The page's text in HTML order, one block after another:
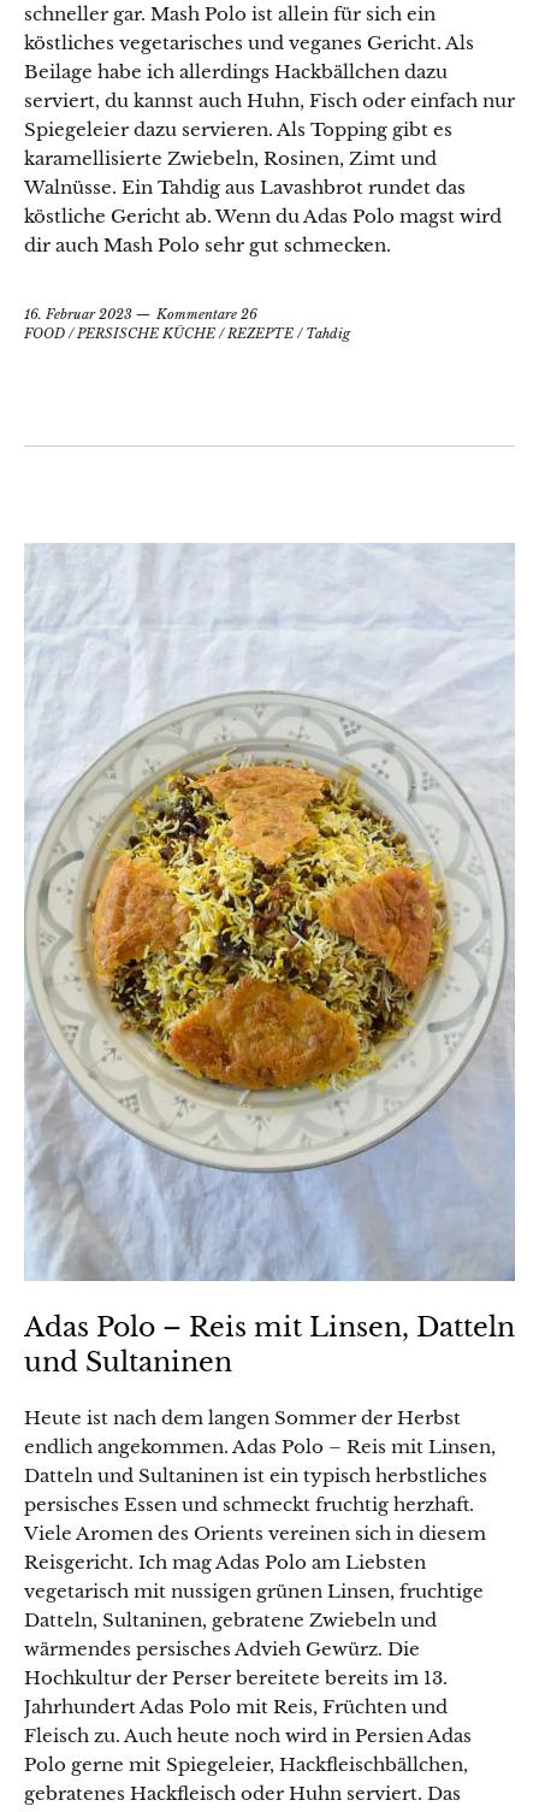
schneller gar. Mash Polo ist allein für sich ein
köstliches vegetarisches und veganes Gericht. Als
Beilage habe ich allerdings Hackbällchen dazu
serviert, du kannst auch Huhn, Fisch oder einfach nur
Spiegeleier dazu servieren. Als Topping gibt es
karamellisierte Zwiebeln, Rosinen, Zimt und
Walnüsse. Ein Tahdig aus Lavashbrot rundet das
köstliche Gericht ab. Wenn du Adas Polo magst wird
dir auch Mash Polo sehr gut schmecken.
16. Februar 2023
Kommentare 26
FOOD /PERSISCHE KÜCHE /REZEPTE / Tahdig
Adas Polo – Reis mit Linsen, Datteln
und Sultaninen
Heute ist nach dem langen Sommer der Herbst
endlich angekommen. Adas Polo – Reis mit Linsen,
Datteln und Sultaninen ist ein typisch herbstliches
persisches Essen und schmeckt fruchtig herzhaft.
Viele Aromen des Orients vereinen sich in diesem
Reisgericht. Ich mag Adas Polo am Liebsten
vegetarisch mit nussigen grünen Linsen, fruchtige
Datteln, Sultaninen, gebratene Zwiebeln und
wärmendes persisches Advieh Gewürz. Die
Hochkultur der Perser bereitete bereits im 13.
Jahrhundert Adas Polo mit Reis, Früchten und
Fleisch zu. Auch heute noch wird in Persien Adas
Polo gerne mit Spiegeleier, Hackfleischbällchen,
gebratenes Hackfleisch oder Huhn serviert. Das